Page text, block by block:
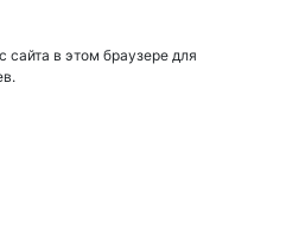
сайта в этом браузере для